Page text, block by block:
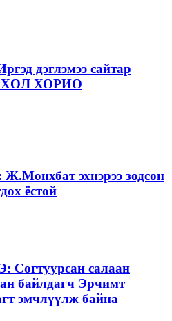
дэглэмээ сайтар
ХӨЛ ХОРИО
эхнэрээ зодсон
ёстой
салаан
байлдагч Эрчимт
эмчлүүлж байна